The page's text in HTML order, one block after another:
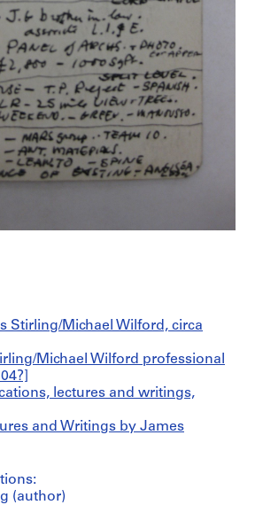
Stirling/Michael Wilford, circa
Michael Wilford professional
lectures and writings,
and Writings by James
(author)